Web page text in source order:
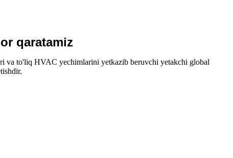
qaratamiz
va to'liq HVAC yechimlarini yetkazib beruvchi yetakchi global